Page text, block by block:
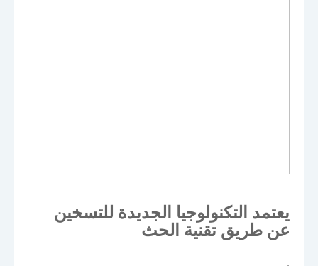
يعتمد التكنولوجيا الجديدة للتسخين
عن طريق تقنية الحث